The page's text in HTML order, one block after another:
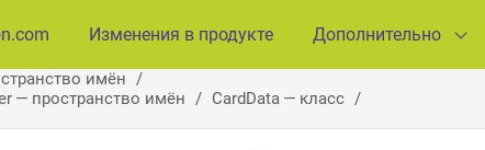
Изменения в продукте Дополнительно
имён
— пространство имён
CardData — класс